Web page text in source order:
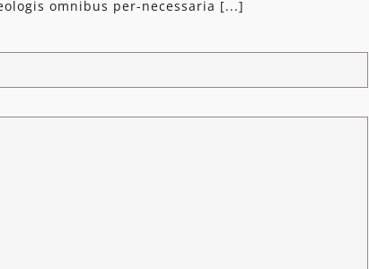
omnibus per-necessaria [...]